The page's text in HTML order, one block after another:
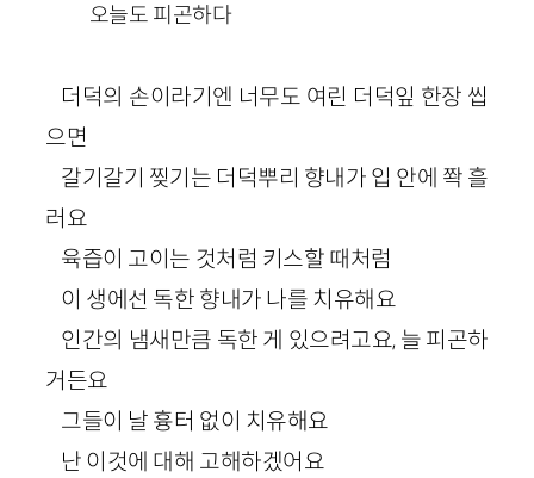
오늘도 피곤하다
더덕의 손이라기엔 너무도 여린 더덕잎 한장 씹
으면
갈기갈기 찢기는 더덕뿌리 향내가 입 안에 쫙 흘
러요
육즙이 고이는 것처럼 키스할 때처럼
이 생에선 독한 향내가 나를 치유해요
인간의 냄새만큼 독한 게 있으려고요, 늘 피곤하
거든요
그들이 날 흉터 없이 치유해요
난 이것에 대해 고해하겠어요